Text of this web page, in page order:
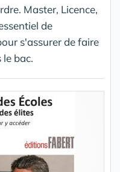
Master, Licence,
de
s'assurer de faire
bac.